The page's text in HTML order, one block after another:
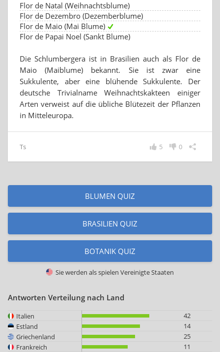
Flor de Natal (Weihnachtsblume)
Flor de Dezembro (Dezemberblume)
Flor de Maio (Mai Blume)
Flor de Papai Noel (Sankt Blume)
Die Schlumbergera ist in Brasilien auch als Flor de
Maio (Maiblume) bekannt. Sie ist zwar eine
Sukkulente, aber eine blühende Sukkulente. Der
deutsche Trivialname Weihnachtskakteen einiger
Arten verweist auf die übliche Blütezeit der Pflanzen
in Mitteleuropa.
Ts 0
5
BLUMEN QUIZ
BRASILIEN QUIZ
BOTANIK QUIZ
Sie werden als spielen Vereinigte Staaten
Antworten Verteilung nach Land
Italien
42
Estland
14
Griechenland
25
Frankreich
11